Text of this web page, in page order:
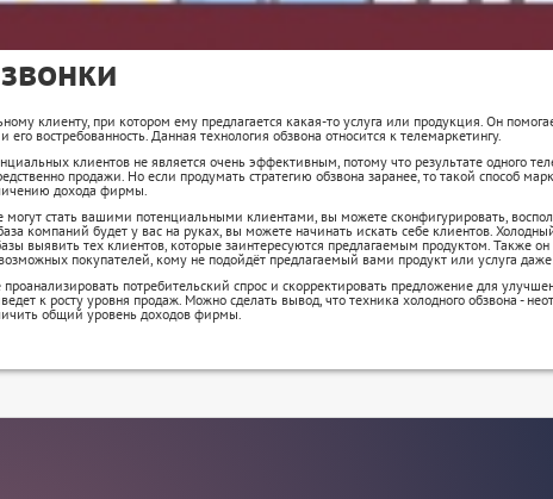
клиенту, при котором ему предлагается какая-то услуга или продукция. Он
его востребованность. Данная технология обзвона относится к телемаркетингу.
клиентов не является очень эффективным, потому что результате одного
продажи. Но если продумать стратегию обзвона заранее, то такой способ
дохода фирмы.
стать вашими потенциальными клиентами, вы можете сконфигурировать,
компаний будет у вас на руках, вы можете начинать искать себе клиентов.
выявить тех клиентов, которые заинтересуются предлагаемым продуктом. Также он
покупателей, кому не подойдёт предлагаемый вами продукт или услуга
потребительский спрос и скорректировать предложение для
к росту уровня продаж. Можно сделать вывод, что техника холодного обзвона -
общий уровень доходов фирмы.